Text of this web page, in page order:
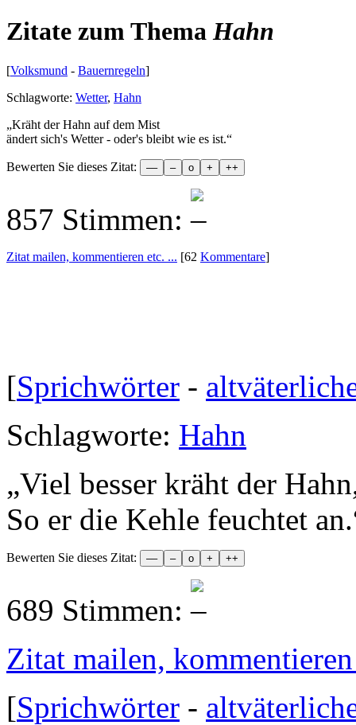
Zitate zum ThemaHahn
[Volksmund - Bauernregeln]
Schlagworte: Wetter, Hahn
„Kräht der Hahn auf dem Mist
ändert sich's Wetter - oder's bleibt wie es ist.“
Bewerten Sie dieses Zitat:
857 Stimmen:
Zitat mailen, kommentieren etc. ... [62 Kommentare]
[Sprichwörter -
Schlagworte: Hahn
„Viel besser kräht der
So er die Kehle feuchtet an.
Bewerten Sie dieses Zitat:
689 Stimmen:
Zitat mailen,
[Sprichwörter -